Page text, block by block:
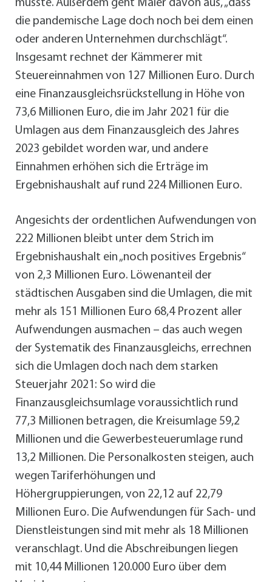
musste. Außerdem geht Maier davon aus, „dass
die pandemische Lage doch noch bei dem einen
oder anderen Unternehmen durchschlägt“.
Insgesamt rechnet der Kämmerer mit
Steuereinnahmen von 127 Millionen Euro. Durch
eine Finanzausgleichsrückstellung in Höhe von
73,6 Millionen Euro, die im Jahr 2021 für die
Umlagen aus dem Finanzausgleich des Jahres
2023 gebildet worden war, und andere
Einnahmen erhöhen sich die Erträge im
Ergebnishaushalt auf rund 224 Millionen Euro.
Angesichts der ordentlichen Aufwendungen von
222 Millionen bleibt unter dem Strich im
Ergebnishaushalt ein „noch positives Ergebnis“
von 2,3 Millionen Euro. Löwenanteil der
städtischen Ausgaben sind die Umlagen, die mit
mehr als 151 Millionen Euro 68,4 Prozent aller
Aufwendungen ausmachen – das auch wegen
der Systematik des Finanzausgleichs, errechnen
sich die Umlagen doch nach dem starken
Steuerjahr 2021: So wird die
Finanzausgleichsumlage voraussichtlich rund
77,3 Millionen betragen, die Kreisumlage 59,2
Millionen und die Gewerbesteuerumlage rund
13,2 Millionen. Die Personalkosten steigen, auch
wegen Tariferhöhungen und
Höhergruppierungen, von 22,12 auf 22,79
Millionen Euro. Die Aufwendungen für Sach- und
Dienstleistungen sind mit mehr als 18 Millionen
veranschlagt. Und die Abschreibungen liegen
mit 10,44 Millionen 120.000 Euro über dem